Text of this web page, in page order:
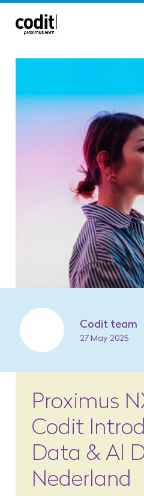
Codit team
27 May 2025
Proximus
Codit
Data & AI
Nederland